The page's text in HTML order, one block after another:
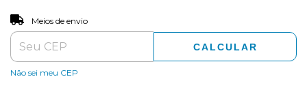
Entregas para o CEP:
Meios de envio
CALCULAR
Não sei meu CEP